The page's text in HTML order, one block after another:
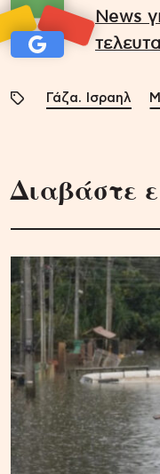
News
Γάζα. Ισραηλ
Διαβάστε